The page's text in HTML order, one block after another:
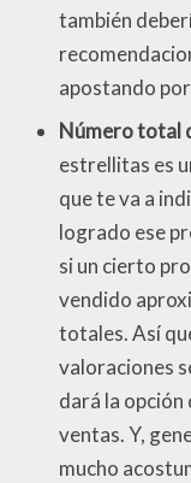
también
apostando
Número total
estrellitas es
que te va a
logrado ese
si un cierto
vendido
totales. Así
valoraciones
dará la
ventas. Y,
mucho